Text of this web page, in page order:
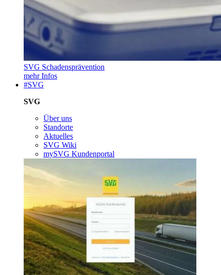
SVG Schadensprävention
mehr Infos
#SVG
SVG
Über uns
Standorte
Aktuelles
SVG Wiki
mySVG Kundenportal